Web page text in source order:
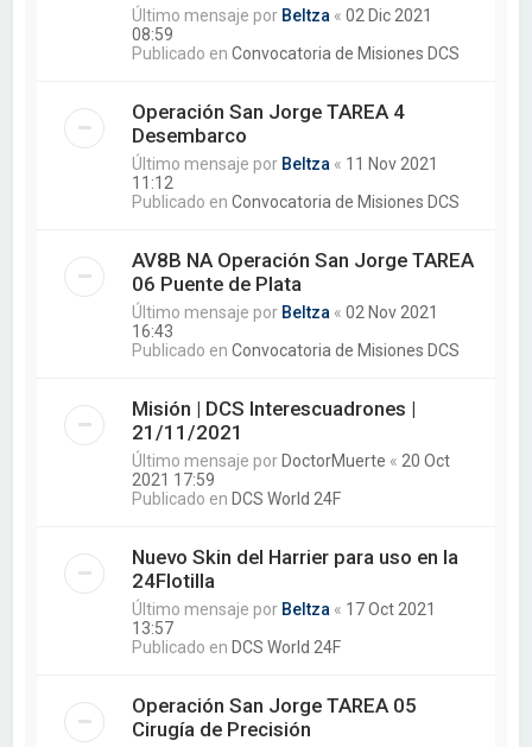
Último mensaje por Beltza «02 Dic 2021
08:59
Publicado enConvocatoria de Misiones DCS
Operación San Jorge TAREA 4
Desembarco
Último mensaje por Beltza « 11 Nov 2021
11:12
Publicado enConvocatoria de Misiones DCS
AV8B NA Operación San Jorge TAREA
06 Puente de Plata
Último mensaje por Beltza «02 Nov 2021
16:43
Publicado enConvocatoria de Misiones DCS
Misión | DCS Interescuadrones |
21/11/2021
Último mensaje por DoctorMuerte « 20 Oct
2021 17:59
Publicado en DCS World 24F
Nuevo Skin del Harrier para uso en la
24Flotilla
Último mensaje por Beltza « 17 Oct 2021
13:57
Publicado en DCS World 24F
Operación San Jorge TAREA 05
Cirugía de Precisión